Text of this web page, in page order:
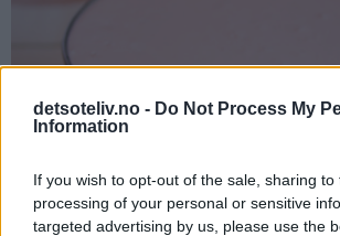
detsoteliv.no - Do Not Process My
Information
If you wish to opt-out of the sale, sharing
processing of your personal or sensitive
targeted advertising by us, please use the